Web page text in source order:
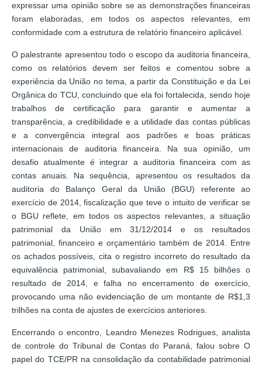
expressar uma opinião sobre se as demonstrações financeiras
foram elaboradas, em todos os aspectos relevantes, em
conformidade com a estrutura de relatório financeiro aplicável.
O palestrante apresentou todo o escopo da auditoria financeira,
como os relatórios devem ser feitos e comentou sobre a
experiência da União no tema, a partir da Constituição e da Lei
Orgânica do TCU, concluindo que ela foi fortalecida, sendo hoje
trabalhos de certificação para garantir e aumentar a
transparência, a credibilidade e a utilidade das contas públicas
e a convergência integral aos padrões e boas práticas
internacionais de auditoria financeira. Na sua opinião, um
desafio atualmente é integrar a auditoria financeira com as
contas anuais. Na sequência, apresentou os resultados da
auditoria do Balanço Geral da União (BGU) referente ao
exercício de 2014, fiscalização que teve o intuito de verificar se
o BGU reflete, em todos os aspectos relevantes, a situação
patrimonial da União em 31/12/2014 e os resultados
patrimonial, financeiro e orçamentário também de 2014. Entre
os achados possíveis, cita o registro incorreto do resultado da
equivalência patrimonial, subavaliando em R$ 15 bilhões o
resultado de 2014, e falha no encerramento de exercício,
provocando uma não evidenciação de um montante de R$1,3
trilhões na conta de ajustes de exercícios anteriores.
Encerrando o encontro, Leandro Menezes Rodrigues, analista
de controle do Tribunal de Contas do Paraná, falou sobre O
papel do TCE/PR na consolidação da contabilidade patrimonial